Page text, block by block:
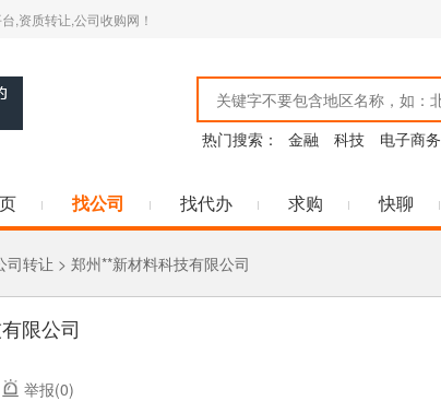
,资质转让,公司收购网！
热门搜索： 金融 科技 电子商务
找公司 找代办 求购 快聊
司转让 > 郑州**新材料科技有限公司
限公司
举报(0)